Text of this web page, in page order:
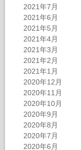
2021年7月
2021年6月
2021年5月
2021年4月
2021年3月
2021年2月
2021年1月
2020年12月
2020年11月
2020年10月
2020年9月
2020年8月
2020年7月
2020年6月